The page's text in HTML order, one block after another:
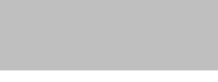
Samarbeta med oss